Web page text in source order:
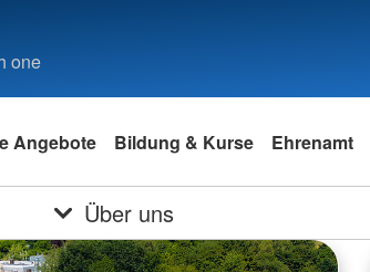
one
Angebote Bildung & Kurse Ehrenamt
Über uns